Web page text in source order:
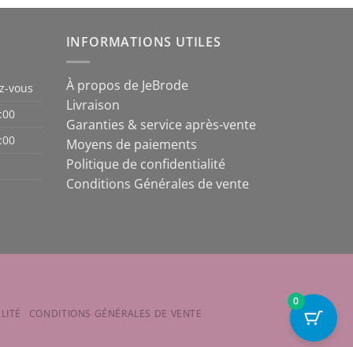
était :
est :
vous
INFORMATIONS UTILES
À propos de JeBrode
Livraison
Garanties & service après-vente
Moyens de paiements
Politique de confidentialité
Conditions Générales de vente
CONDITIONS GÉNÉRALES DE VENTE
0